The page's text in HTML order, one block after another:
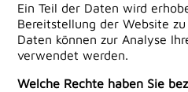
Ein Teil der Daten wird
Bereitstellung der Website
Daten können zur Analyse
verwendet werden.
Welche Rechte haben Sie